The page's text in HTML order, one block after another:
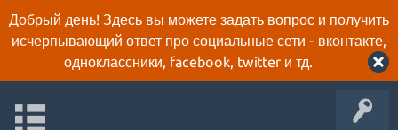
Добрый день! Здесь вы можете задать вопрос и получить
исчерпывающий ответ про социальные сети - вконтакте,
одноклассники, facebook, twitter и тд.